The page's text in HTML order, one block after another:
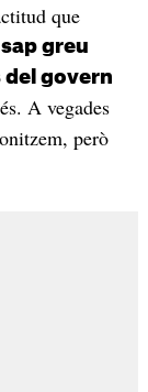
que
sap greu
del govern
A vegades
però